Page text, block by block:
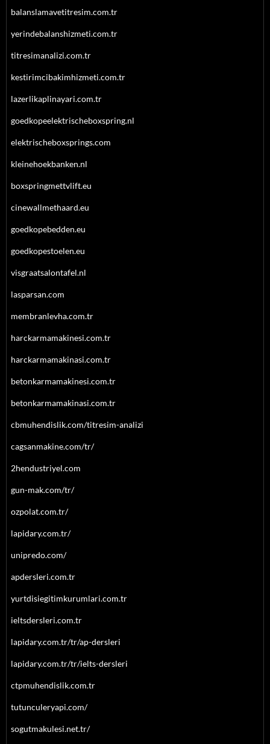
balanslamavetitresim.com.tr
yerindebalanshizmeti.com.tr
titresimanalizi.com.tr
kestirimcibakimhizmeti.com.tr
lazerlikaplinayari.com.tr
goedkopeelektrischeboxspring.nl
elektrischeboxsprings.com
kleinehoekbanken.nl
boxspringmettvlift.eu
cinewallmethaard.eu
goedkopebedden.eu
goedkopestoelen.eu
visgraatsalontafel.nl
lasparsan.com
membranlevha.com.tr
harckarmamakinesi.com.tr
harckarmamakinasi.com.tr
betonkarmamakinesi.com.tr
betonkarmamakinasi.com.tr
cbmuhendislik.com/titresim-analizi
cagsanmakine.com/tr/
2hendustriyel.com
gun-mak.com/tr/
ozpolat.com.tr/
lapidary.com.tr/
unipredo.com/
apdersleri.com.tr
yurtdisiegitimkurumlari.com.tr
ieltsdersleri.com.tr
lapidary.com.tr/tr/ap-dersleri
lapidary.com.tr/tr/ielts-dersleri
ctpmuhendislik.com.tr
tutunculeryapi.com/
sogutmakulesi.net.tr/